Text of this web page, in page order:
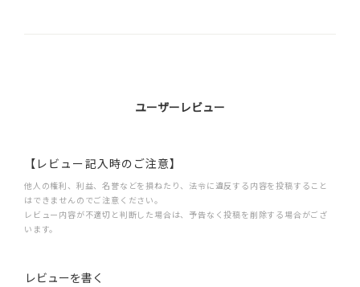
ユーザーレビュー
【レビュー記入時のご注意】
他人の権利、利益、名誉などを損ねたり、法令に違反する内容を投稿すること
はできませんのでご注意ください。
レビュー内容が不適切と判断した場合は、予告なく投稿を削除する場合がござ
います。
レビューを書く